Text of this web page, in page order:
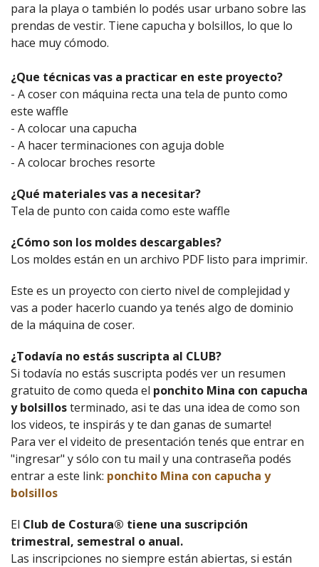
para la playa o también lo podés usar urbano sobre las
prendas de vestir. Tiene capucha y bolsillos, lo que lo
hace muy cómodo.
¿Que técnicas vas a practicar en este proyecto?
- A coser con máquina recta una tela de punto como
este waffle
- A colocar una capucha
- A hacer terminaciones con aguja doble
- A colocar broches resorte
¿Qué materiales vas a necesitar?
Tela de punto con caida como este waffle
¿Cómo son los moldes descargables?
Los moldes están en un archivo PDF listo para imprimir.
Este es un proyecto con cierto nivel de complejidad y
vas a poder hacerlo cuando ya tenés algo de dominio
de la máquina de coser.
¿Todavía no estás suscripta al CLUB?
Si todavía no estás suscripta podés ver un resumen
gratuito de como queda el ponchito Mina con capucha
y bolsillosterminado, asi te das una idea de como son
los videos, te inspirás y te dan ganas de sumarte!
Para ver el videito de presentación tenés que entrar en
"ingresar" y sólo con tu mail y una contraseña podés
entrar a este link: ponchito Mina con capucha y
bolsillos
El Club de Costura® tiene una suscripción
trimestral, semestral o anual.
Las inscripciones no siempre están abiertas, si están